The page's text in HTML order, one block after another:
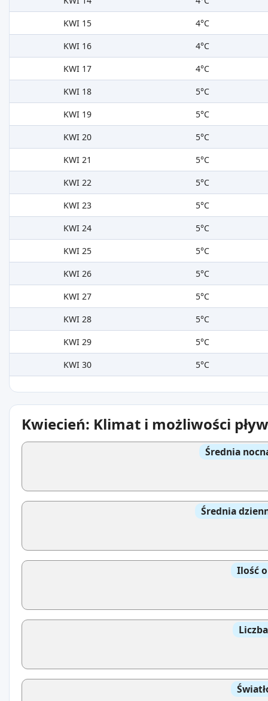
KWI 15
4°C
KWI 16
4°C
KWI 17
4°C
KWI 18
5°C
KWI 19
5°C
KWI 20
5°C
KWI 21
5°C
KWI 22
5°C
KWI 23
5°C
KWI 24
5°C
KWI 25
5°C
KWI 26
5°C
KWI 27
5°C
KWI 28
5°C
KWI 29
5°C
KWI 30
5°C
Kwiecień: Klimat i możliwości
Średnia
Średnia
Ilość